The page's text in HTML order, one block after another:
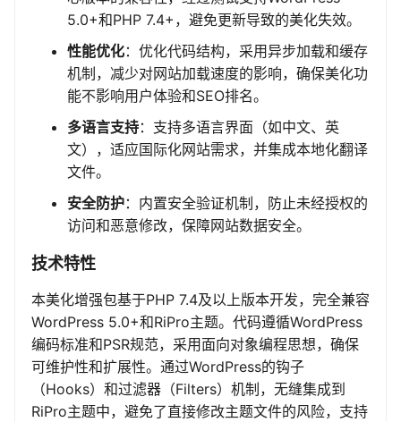
5.0+和PHP 7.4+，避免更新导致的美化失效。
性能优化：优化代码结构，采用异步加载和缓存
机制，减少对网站加载速度的影响，确保美化功
能不影响用户体验和SEO排名。
多语言支持：支持多语言界面（如中文、英
文），适应国际化网站需求，并集成本地化翻译
文件。
安全防护：内置安全验证机制，防止未经授权的
访问和恶意修改，保障网站数据安全。
技术特性
本美化增强包基于PHP 7.4及以上版本开发，完全兼容
WordPress 5.0+和RiPro主题。代码遵循WordPress
编码标准和PSR规范，采用面向对象编程思想，确保
可维护性和扩展性。通过WordPress的钩子
（Hooks）和过滤器（Filters）机制，无缝集成到
RiPro主题中，避免了直接修改主题文件的风险，支持